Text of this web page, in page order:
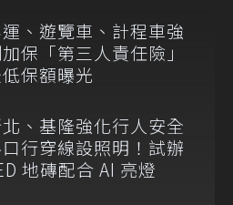
、遊覽車、計程車強
保「第三人責任險」
保額曝光
、基隆強化行人安全
行穿線設照明！試辦
地磚配合 AI 亮燈